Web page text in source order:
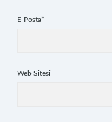
E-Posta*
Web Sitesi